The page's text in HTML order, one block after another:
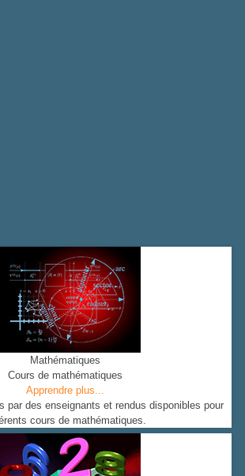
Mathématiques
Cours de mathématiques
Apprendre plus...
par des enseignants et rendus disponibles pour
cours de mathématiques.